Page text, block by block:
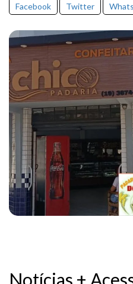
Facebook
Twitter
Notícias +